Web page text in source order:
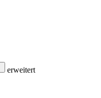
erweitert